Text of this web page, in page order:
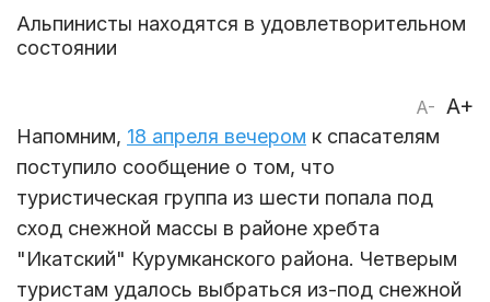
Альпинисты находятся в удовлетворительном
состоянии
A- A+
Напомним, 18 апреля вечером к спасателям
поступило сообщение о том, что
туристическая группа из шести попала под
сход снежной массы в районе хребта
"Икатский" Курумканского района. Четверым
туристам удалось выбраться из-под снежной